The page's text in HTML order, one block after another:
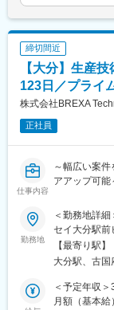
変更の範囲：
■職務内容：
半導体工場で
具で完全に洗
ます。
■具体的には：
・半導体工場
・摩耗や汚泥
を使用して完
・ISO監査を
・他部署で
会があります。
・EHSやQC
・多様なツ
す。
■当社だから
締切間近
【大分】生産
123日／プライ
株式会社BREXA
正社員
仕事内容
～幅広い案
アアップ可能
■仕事内容：
当社の保有
線で活躍で
豊富な案件
・基本的に大
■案件例：
勤務地
＜勤務地詳
セイ大分駅前
会社の定め
【最寄り駅】
大分駅、古国
＜予定年収
月額（基本